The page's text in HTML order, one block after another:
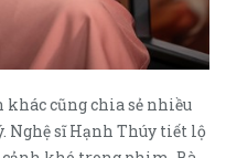
khác cũng chia sẻ nhiều
Nghệ sĩ Hạnh Thúy tiết lộ